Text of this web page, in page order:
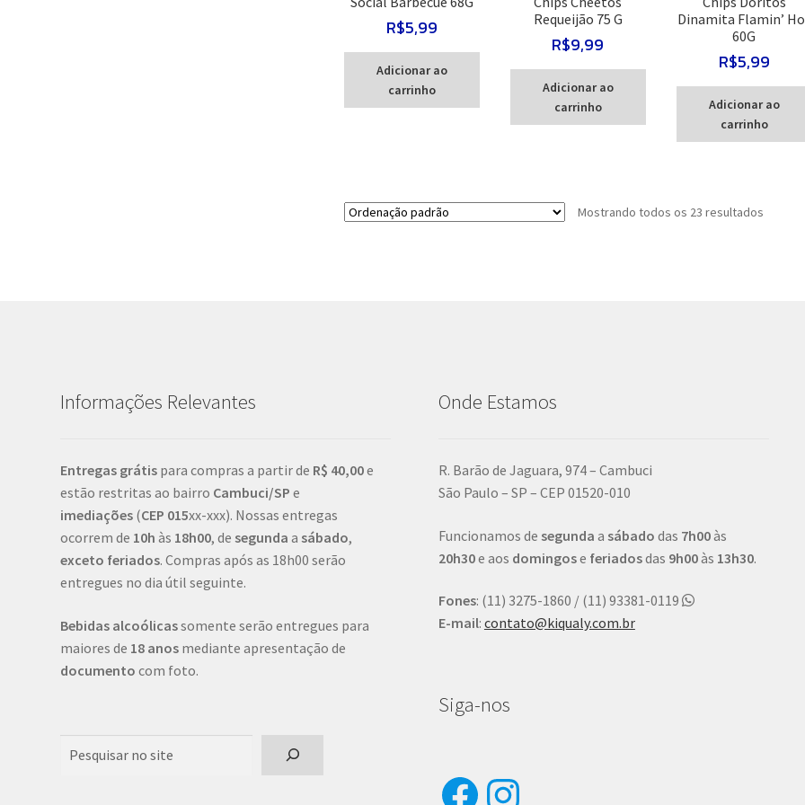
R$5,99
Adicionar ao
carrinho
Requeijão 75 G
R$9,99
Adicionar ao
carrinho
Dinamita Flamin’
60G
R$5,99
Adicionar ao
carrinho
Mostrando todos os 23 resultados
Informações Relevantes
Entregas grátis para compras a partir de R$ 40,00e
estão restritas ao bairro Cambuci/SP e
imediações (CEP 015xx-xxx). Nossas entregas
ocorrem de 10h às 18h00, de segunda a sábado,
exceto feriados. Compras após as 18h00 serão
entregues no dia útil seguinte.
Bebidas alcoólicassomente serão entregues para
maiores de 18 anos mediante apresentação de
documento com foto.
Onde Estamos
R. Barão de Jaguara, 974 – Cambuci
São Paulo – SP – CEP 01520-010
Funcionamos de segunda a sábado das 7h00às
20h30e aos domingose feriadosdas 9h00às 13h30.
Fones: (11) 3275-1860 / (11) 93381-0119
E-mail: contato@kiqualy.com.br
Siga-nos
Facebook
Instagram